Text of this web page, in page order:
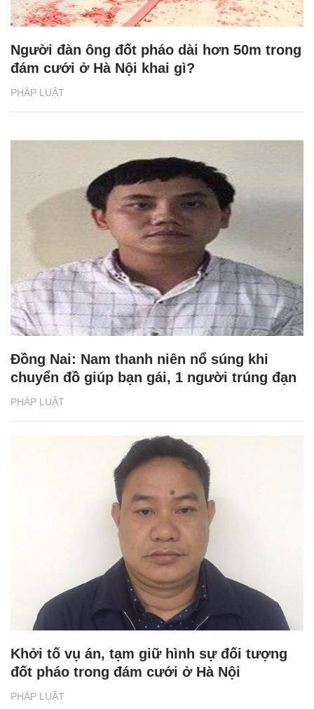
PHÁP LUẬT
Người đàn ông đốt pháo dài hơn 50m trong
đám cưới ở Hà Nội khai gì?
PHÁP LUẬT
Đồng Nai: Nam thanh niên nổ súng khi
chuyển đồ giúp bạn gái, 1 người trúng đạn
PHÁP LUẬT
Khởi tố vụ án, tạm giữ hình sự đối tượng
đốt pháo trong đám cưới ở Hà Nội